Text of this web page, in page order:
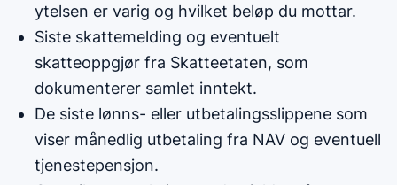
ytelsen er varig og hvilket beløp du mottar.
Siste skattemelding og eventuelt
skatteoppgjør fra Skatteetaten, som
dokumenterer samlet inntekt.
De siste lønns- eller utbetalingsslippene som
viser månedlig utbetaling fra NAV og eventuell
tjenestepensjon.